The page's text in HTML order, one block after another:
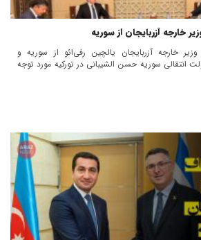
خارجه آزربایجان از سوریه
وزیر خارجه آزربایجان یالچین رفی‌ائو از سوریه و
انتقالی سوریه حسن الشیبانی در تورکیه مورد توجه